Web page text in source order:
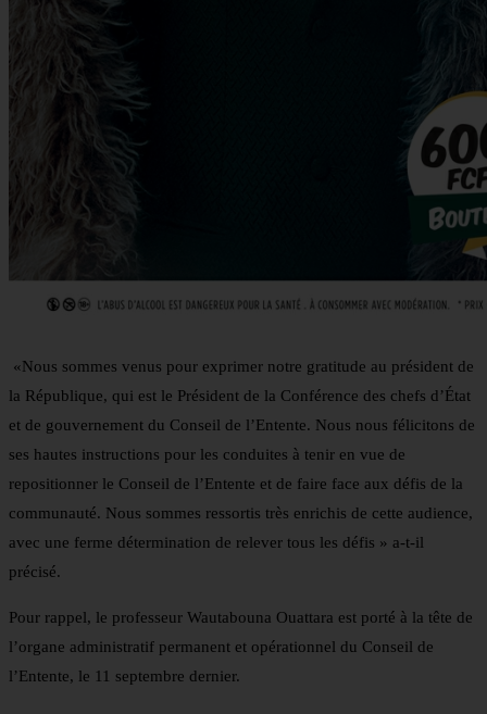
«Nous sommes venus pour exprimer notre gratitude au président de
la République, qui est le Président de la Conférence des chefs d’État
et de gouvernement du Conseil de l’Entente. Nous nous félicitons de
ses hautes instructions pour les conduites à tenir en vue de
repositionner le Conseil de l’Entente et de faire face aux défis de la
communauté. Nous sommes ressortis très enrichis de cette audience,
avec une ferme détermination de relever tous les défis » a-t-il
précisé.
Pour rappel, le professeur Wautabouna Ouattara est porté à la tête de
l’organe administratif permanent et opérationnel du Conseil de
l’Entente, le 11 septembre dernier.